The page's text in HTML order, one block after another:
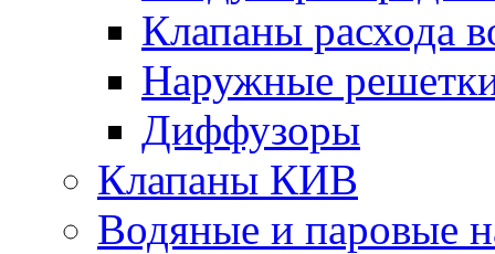
Клапаны расхода
Наружные
Диффузоры
Клапаны КИВ
Водяные и паровые